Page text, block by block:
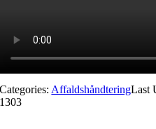
Categories: AffaldshåndteringLast
1303